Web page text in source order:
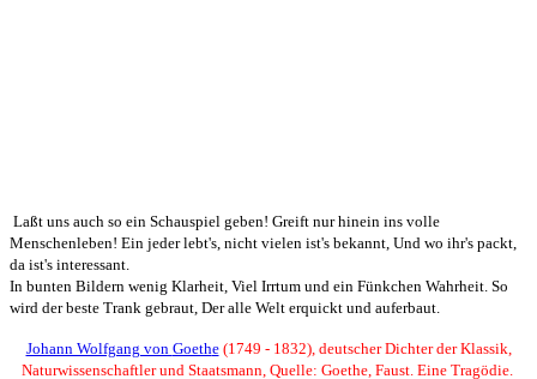
Laßt uns auch so ein Schauspiel geben! Greift nur hinein ins volle
Menschenleben! Ein jeder lebt's, nicht vielen ist's bekannt, Und wo ihr's packt,
da ist's interessant.
In bunten Bildern wenig Klarheit, Viel Irrtum und ein Fünkchen Wahrheit. So
wird der beste Trank gebraut, Der alle Welt erquickt und auferbaut.
Johann Wolfgang von Goethe(1749 - 1832), deutscher Dichter der Klassik,
Naturwissenschaftler und Staatsmann, Quelle: Goethe, Faust. Eine Tragödie.